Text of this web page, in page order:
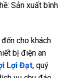
Sản xuất bình
cho khách
bị điện an
Lợi Đạt, quý